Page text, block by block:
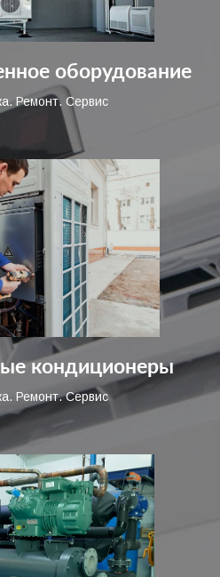
оборудование
Ремонт. Сервис
кондиционеры
Ремонт. Сервис